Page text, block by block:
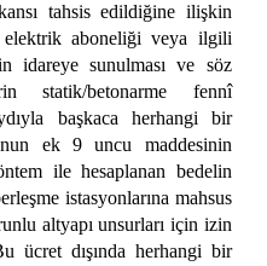
tahsis edildiğine ilişkin
elektrik aboneliği veya ilgili
idareye sunulması ve söz
statik/betonarme fennî
başkaca herhangi bir
ek 9 uncu maddesinin
ile hesaplanan bedelin
istasyonlarına mahsus
altyapı unsurları için izin
ücret dışında herhangi bir